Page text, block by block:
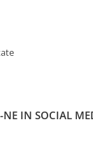
NE IN SOCIAL